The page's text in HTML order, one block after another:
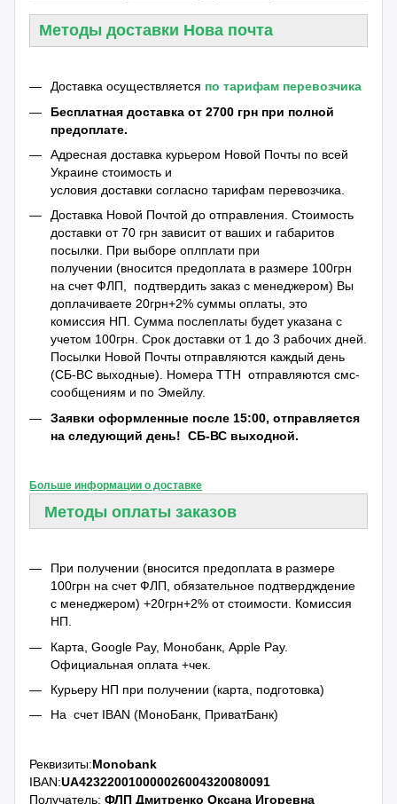
Методы доставки Нова почта
Доставка осуществляется по тарифам перевозчика
Бесплатная доставка от 2700 грн при полной
предоплате.
Адресная доставка курьером Новой Почты по всей
Украине стоимость и
условия доставки согласно тарифам перевозчика.
Доставка Новой Почтой до отправления. Стоимость
доставки от 70 грн зависит от ваших и габаритов
посылки. При выборе оплплати при
получении (вносится предоплата в размере 100грн
на счет ФЛП, подтвердить заказ с менеджером) Вы
доплачиваете 20грн+2% суммы оплаты, это
комиссия НП. Сумма послеплаты будет указана с
учетом 100грн. Срок доставки от 1 до 3 рабочих дней.
Посылки Новой Почты отправляются каждый день
(СБ-ВС выходные). Номера ТТН отправляются смс-
сообщениям и по Эмейлу.
Заявки оформленные после 15:00, отправляется
на следующий день! СБ-ВС выходной.
Больше информации о доставке
Методы оплаты заказов
При получении (вносится предоплата в размере
100грн на счет ФЛП, обязательное подтвердждение
с менеджером) +20грн+2% от стоимости. Комиссия
НП.
Карта, Google Pay, Монобанк, Apple Pay.
Официальная оплата +чек.
Курьеру НП при получении (карта, подготовка)
На счет IBAN (МоноБанк, ПриватБанк)
Реквизиты:Monobank
IBAN:UA423220010000026004320080091
Получатель:ФЛП Дмитренко Оксана Игоревна